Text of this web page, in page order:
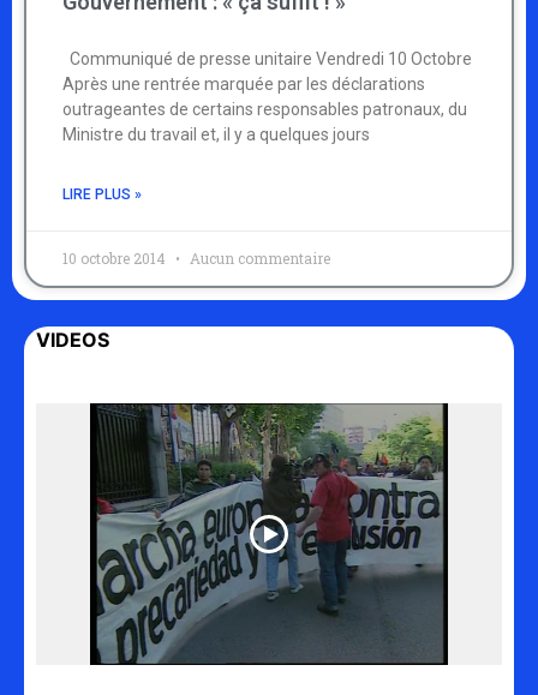
Communiqué de presse unitaire Vendredi 10 Octobre
Après une rentrée marquée par les déclarations
outrageantes de certains responsables patronaux, du
Ministre du travail et, il y a quelques jours
LIRE PLUS »
10 octobre 2014 Aucun commentaire
VIDEOS